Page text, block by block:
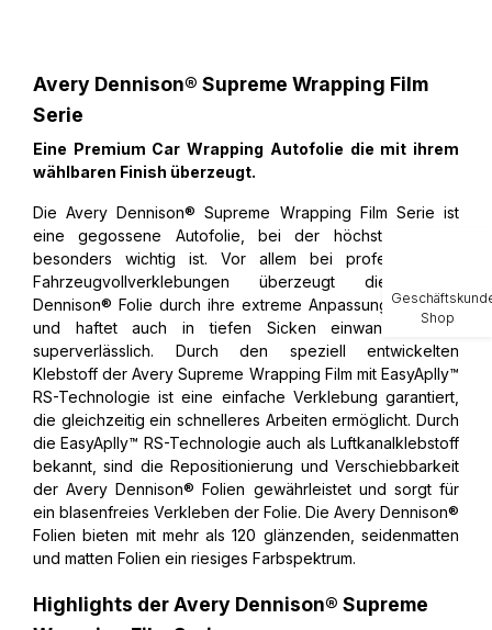
Avery Dennison® Supreme Wrapping Film
Serie
Eine Premium Car Wrapping Autofolie die mit ihrem
wählbaren Finish überzeugt.
Die Avery Dennison® Supreme Wrapping Film Serie ist
eine gegossene Autofolie, bei der höchste
besonders wichtig ist. Vor allem bei professionellen
Fahrzeugvollverklebungen überzeugt die Avery
Dennison® Folie durch ihre extreme Anpassungsfähigkeit
und haftet auch in tiefen Sicken einwandfrei und
superverlässlich. Durch den speziell entwickelten
Klebstoff der Avery Supreme Wrapping Film mit EasyAplly™
RS-Technologie ist eine einfache Verklebung garantiert,
die gleichzeitig ein schnelleres Arbeiten ermöglicht. Durch
die EasyAplly™ RS-Technologie auch als Luftkanalklebstoff
bekannt, sind die Repositionierung und Verschiebbarkeit
der Avery Dennison® Folien gewährleistet und sorgt für
ein blasenfreies Verkleben der Folie. Die Avery Dennison®
Folien bieten mit mehr als 120 glänzenden, seidenmatten
und matten Folien ein riesiges Farbspektrum.
Highlights der Avery Dennison® Supreme
Shop